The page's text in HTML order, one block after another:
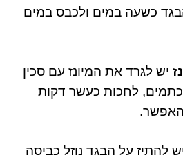
כשעה במים ולכבס במים
יש לגרד את המיונז עם סכין
, לחכות כעשר דקות
האפשר.
להתיז על הבגד נוזל כביסה